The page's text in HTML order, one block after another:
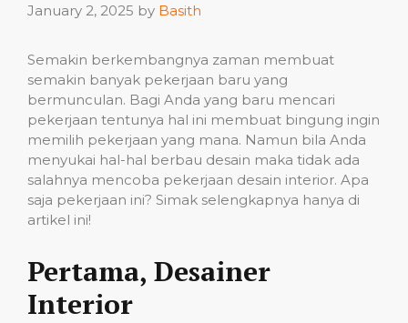
January 2, 2025 by Basith
Semakin berkembangnya zaman membuat
semakin banyak pekerjaan baru yang
bermunculan. Bagi Anda yang baru mencari
pekerjaan tentunya hal ini membuat bingung ingin
memilih pekerjaan yang mana. Namun bila Anda
menyukai hal-hal berbau desain maka tidak ada
salahnya mencoba pekerjaan desain interior. Apa
saja pekerjaan ini? Simak selengkapnya hanya di
artikel ini!
Pertama, Desainer
Interior